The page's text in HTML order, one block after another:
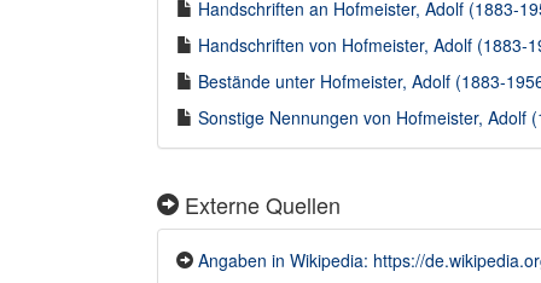
Handschriften an Hofmeister, Adolf (1883-
Handschriften von Hofmeister, Adolf (1883-
Bestände unter Hofmeister, Adolf (1883-
Sonstige Nennungen von Hofmeister, Adolf
Externe Quellen
Angaben in Wikipedia: https://